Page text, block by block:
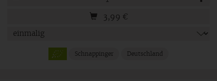
3,99 €
Schnappinger Deutschland